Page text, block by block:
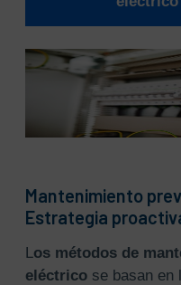
Mantenimiento
Estrategia
L os métodos de
eléctricose basan en